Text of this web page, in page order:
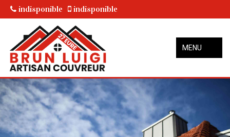
indisponible indisponible
MENU